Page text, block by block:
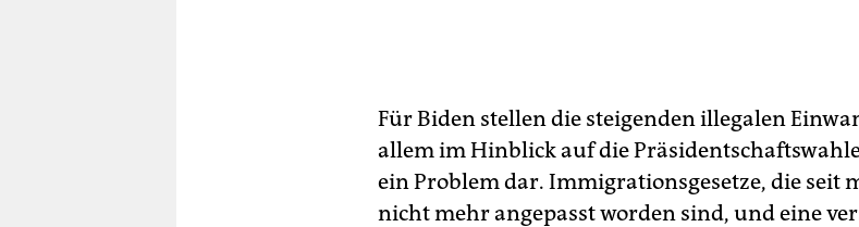
Für Biden stellen die steigenden illegalen
allem im Hinblick auf die
ein Problem dar. Immigrationsgesetze, die seit
nicht mehr angepasst worden sind, und eine